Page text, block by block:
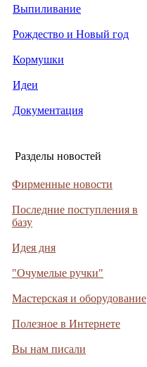
Выпиливание
Рождество и Новый год
Кормушки
Идеи
Документация
Разделы новостей
Фирменные новости
Последние поступления в
базу
Идея дня
"Очумелые ручки"
Мастерская и оборудование
Полезное в Интернете
Вы нам писали